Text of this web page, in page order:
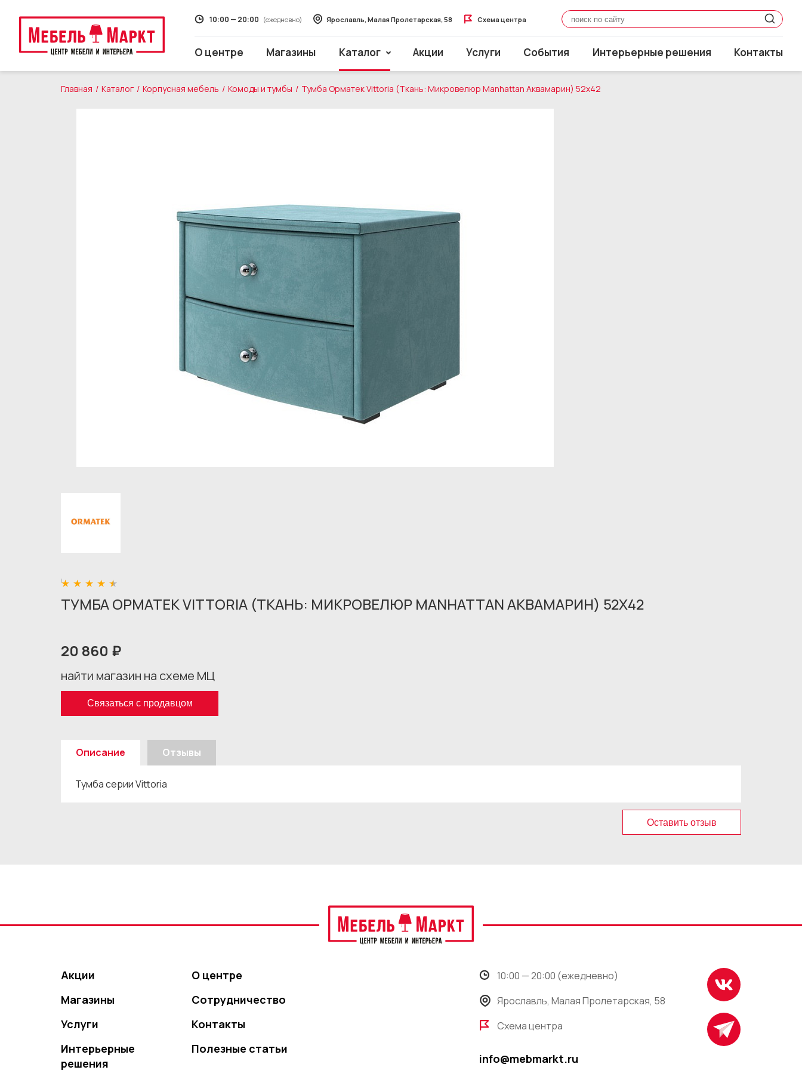
О центре Магазины Каталог Акции Услуги События Интерьерные решения Контакты
10:00 — 20:00 (ежедневно) Ярославль, Малая Пролетарская, 58 Схема центра
Главная Каталог Корпусная мебель Комоды и тумбы Тумба Орматек Vittoria (Ткань: Микровелюр Manhattan Аквамарин) 52x42
ТУМБА ОРМАТЕК VITTORIA (ТКАНЬ: МИКРОВЕЛЮР MANHATTAN АКВАМАРИН) 52X42
20 860 ₽
найти магазин на схеме МЦ
Связаться с продавцом
Описание Отзывы
Тумба серии Vittoria
Оставить отзыв
Акции
Магазины
Услуги
Интерьерные
решения
О центре
Сотрудничество
Контакты
Полезные статьи
10:00 — 20:00 (ежедневно)
Ярославль, Малая Пролетарская, 58
Схема центра
info@mebmarkt.ru